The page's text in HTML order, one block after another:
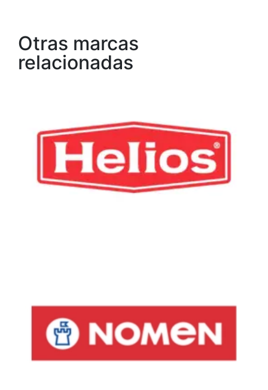
Otras marcas
relacionadas